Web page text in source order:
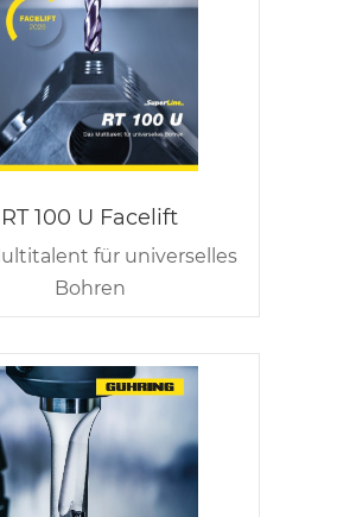
RT 100 U Facelift
für universelles
Bohren